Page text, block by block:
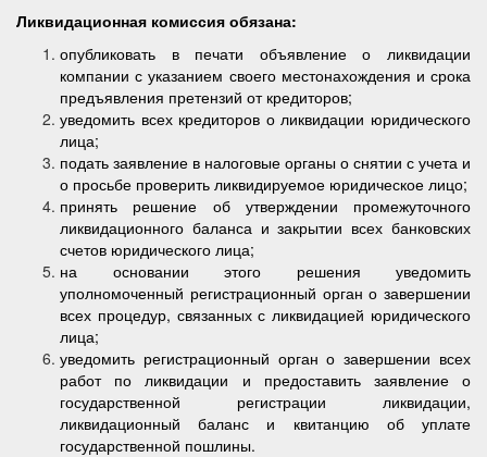
Ликвидационная комиссия обязана:
опубликовать в печати объявление о ликвидации
компании с указанием своего местонахождения и срока
предъявления претензий от кредиторов;
уведомить всех кредиторов о ликвидации юридического
лица;
подать заявление в налоговые органы о снятии с учета и
о просьбе проверить ликвидируемое юридическое лицо;
принять решение об утверждении промежуточного
ликвидационного баланса и закрытии всех банковских
счетов юридического лица;
на основании этого решения уведомить
уполномоченный регистрационный орган о завершении
всех процедур, связанных с ликвидацией юридического
лица;
уведомить регистрационный орган о завершении всех
работ по ликвидации и предоставить заявление о
государственной регистрации ликвидации,
ликвидационный баланс и квитанцию об уплате
государственной пошлины.